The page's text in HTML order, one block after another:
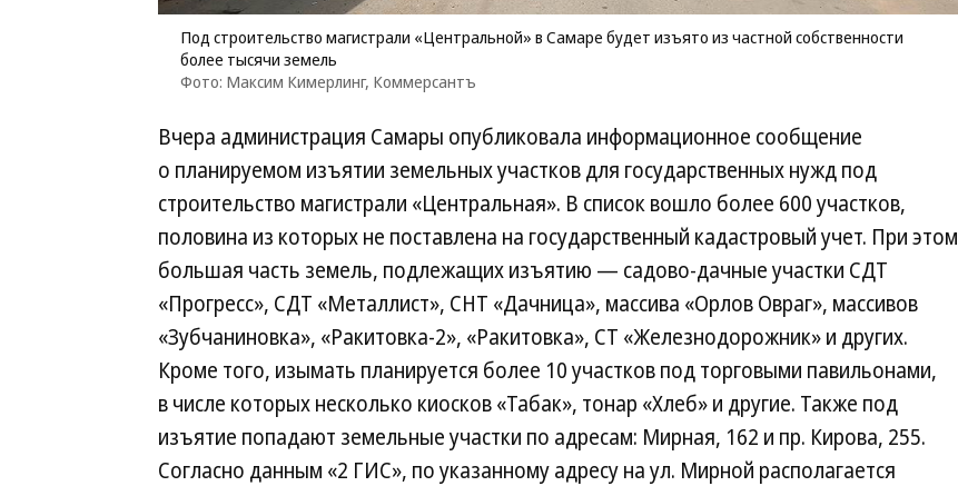
Под строительство магистрали «Центральной» в Самаре будет изъято из частной собственности
более тысячи земель
Фото: Максим Кимерлинг, Коммерсантъ
Вчера администрация Самары опубликовала информационное сообщение
о планируемом изъятии земельных участков для государственных нужд под
строительство магистрали «Центральная». В список вошло более 600 участков,
половина из которых не поставлена на государственный кадастровый учет. При этом
большая часть земель, подлежащих изъятию — садово‑дачные участки СДТ
«Прогресс», СДТ «Металлист», СНТ «Дачница», массива «Орлов Овраг», массивов
«Зубчаниновка», «Ракитовка‑2», «Ракитовка», СТ «Железнодорожник» и других.
Кроме того, изымать планируется более 10 участков под торговыми павильонами,
в числе которых несколько киосков «Табак», тонар «Хлеб» и другие. Также под
изъятие попадают земельные участки по адресам: Мирная, 162 и пр. Кирова, 255.
Согласно данным «2 ГИС», по указанному адресу на ул. Мирной располагается